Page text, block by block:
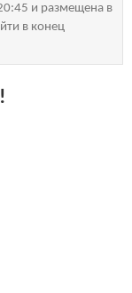
и размещена в
в конец